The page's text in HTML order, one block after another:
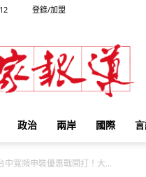
登錄/加盟
獨
家
報
政治 兩岸 國際
中寬頻申裝優惠戰開打！大...